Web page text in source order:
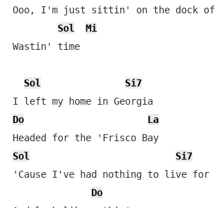
Ooo, I'm just sittin' on the dock of
Sol
Mi
Wastin' time
Sol
Si7
I left my home in Georgia
Do
La
Headed for the 'Frisco Bay
Sol
Si7
'Cause I've had nothing to live for
Do